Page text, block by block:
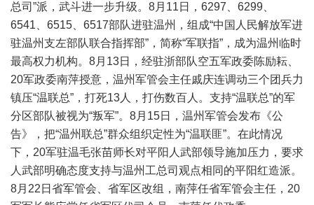
总司”派，武斗进一步升级。8月11日，6297、6299、
6541、6515、6517部队进驻温州，组成“中国人民解放军进
驻温州支左部队联合指挥部”，简称“军联指”，成为温州临时
最高权力机构。8月13日，经驻浙部队空五军政委陈励耘、
20军政委南萍授意，温州军管会主任戚庆连调动三个团兵力
镇压“温联总”，打死13人，打伤数百人。支持“温联总”的军
分区部队被视为“叛军”。8月15日，温州军管会发布《公
告》，把“温州联总”群众组织定性为“温联匪”。在此情况
下，20军驻温毛张苗师长对平阳人武部领导施加压力，要求
人武部明确态度支持与温州工总司观点相同的平阳红造派。
8月22日省军管会、省军区改组，南萍任省军管会主任，20